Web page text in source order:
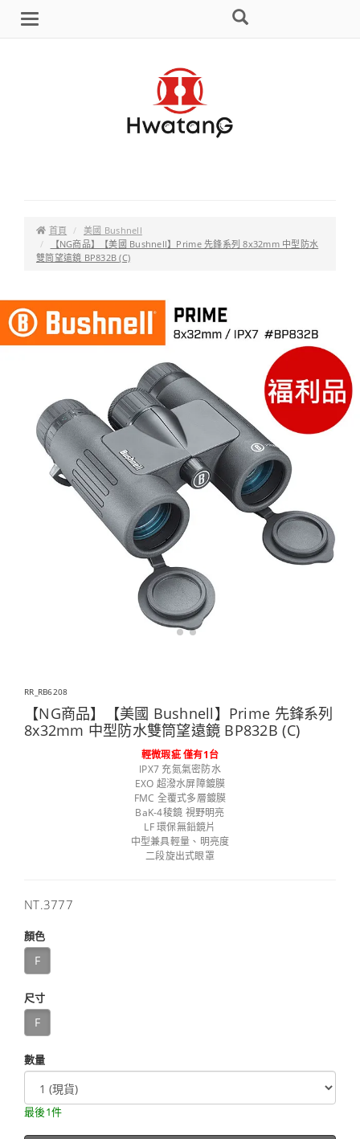
選
搜
首頁
美國 Bushnell
【NG商品】【美國 Bushnell】Prime 先鋒系列 8x32mm 中型防水
雙筒望遠鏡 BP832B (C)
RR_RB6208
【NG商品】【美國 Bushnell】Prime 先鋒系列
8x32mm 中型防水雙筒望遠鏡 BP832B (C)
輕微瑕疵 僅有1台
IPX7 充氮氣密防水
EXO 超潑水屏障鍍膜
FMC 全覆式多層鍍膜
BaK-4稜鏡 視野明亮
LF 環保無鉛鏡片
中型兼具輕量、明亮度
二段旋出式眼罩
售
NT.3777
顏色
F
尺寸
F
數量
最後1件